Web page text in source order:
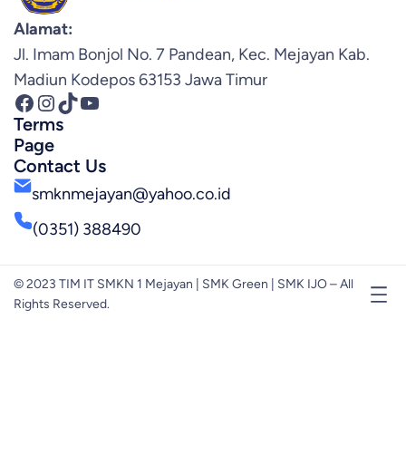
Alamat:
Jl. Imam Bonjol No. 7 Pandean, Kec. Mejayan Kab.
Madiun Kodepos 63153 Jawa Timur
Facebook InstagramTikTok YouTube
Terms
Page
Contact Us
smknmejayan@yahoo.co.id
(0351) 388490
© 2023 TIM IT SMKN 1 Mejayan | SMK Green | SMK IJO – All
Rights Reserved.